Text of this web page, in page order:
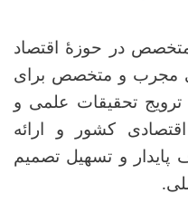
متخصص در حوزۀ اقتصاد
مجرب و متخصص برای
تحقیقات علمی و
کشور و ارائه
پایدار و تسهیل تصمیم
.